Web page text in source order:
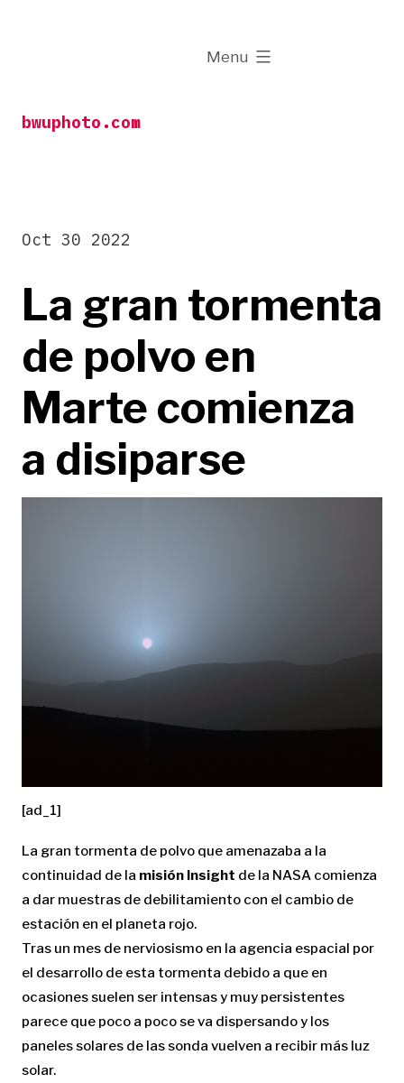
bwuphoto.com
Menu
expanded
La gran tormenta
de polvo en
Marte comienza
a disiparse
Oct 30 2022
[ad_1]
La gran tormenta de polvo que amenazaba a la
continuidad de la misión Insight de la NASA comienza
a dar muestras de debilitamiento con el cambio de
estación en el planeta rojo.
Tras un mes de nerviosismo en la agencia espacial por
el desarrollo de esta tormenta debido a que en
ocasiones suelen ser intensas y muy persistentes
parece que poco a poco se va dispersando y los
paneles solares de las sonda vuelven a recibir más luz
solar.